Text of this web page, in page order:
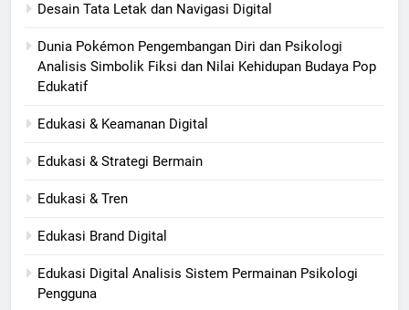
Desain Tata Letak dan Navigasi Digital
Dunia Pokémon Pengembangan Diri dan Psikologi
Analisis Simbolik Fiksi dan Nilai Kehidupan Budaya Pop
Edukatif
Edukasi & Keamanan Digital
Edukasi & Strategi Bermain
Edukasi & Tren
Edukasi Brand Digital
Edukasi Digital Analisis Sistem Permainan Psikologi
Pengguna